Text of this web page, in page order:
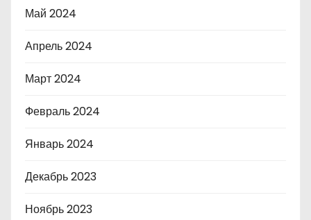
Май 2024
Апрель 2024
Март 2024
Февраль 2024
Январь 2024
Декабрь 2023
Ноябрь 2023